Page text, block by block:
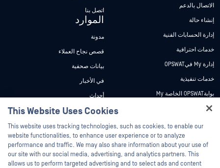
الاتصال بالدعم
إنشاء حالة
إدارة الحسابات الفنية
خدمات احترافية
إدارة My فيOPSWAT
خدمات تنفيذية
بوابةOPSWAT الخاصة My
وثائق تقنية
دورات تدريبية
برنامج الثغرات الأمنية
الشركاء
شهادات
اتصل بنا
الموارد
مدونة
قصص نجاح العملاء
بيانات صحفية
في الأخبار
أحداث
ندوات عبر الإنترنت
أوراق البيانات
مستندات تقنية
أدوات مجانية
This Website Uses Cookies
This website uses tracking technologies, such as cookies, to enable our
website functionalities, to enhance user experience or to analyze
performance and traffic. We may also share information about your use of
our site with our social media, advertising, and analytics partners. This
allows us to perform targeted advertising and to select ads and content
Hey there!
I'm Ozzy, your OPSWAT virtual assistant.
How can I help you secure what's critical
today?